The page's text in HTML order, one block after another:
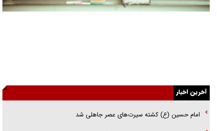
یهودی‌ها در ادبیات داستانی اروپا؛ از شکسپیر تا دیکنز
تحلیل ابعاد پیام رهبر انقلاب به حزب‌الله/ مقاومت نقشه راه آینده غرب آسیا
آخرین اخبار
امام حسین (ع) کشته سیرت‌های عصر جاهلی شد